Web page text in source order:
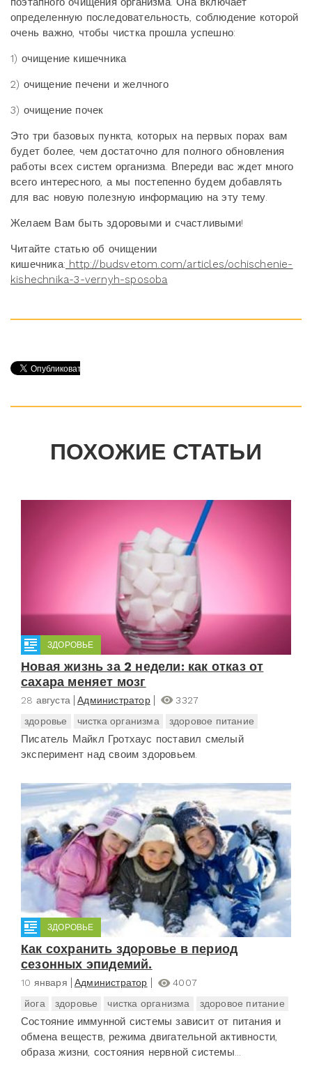
определенную последовательность, соблюдение которой
очень важно, чтобы чистка прошла успешно:
1) очищение кишечника
2) очищение печени и желчного
3) очищение почек
Это три базовых пункта, которых на первых порах вам
будет более, чем достаточно для полного обновления
работы всех систем организма. Впереди вас ждет много
всего интересного, а мы постепенно будем добавлять
для вас новую полезную информацию на эту тему.
Желаем Вам быть здоровыми и счастливыми!
Читайте статью об очищении
кишечника: http://budsvetom.com/articles/ochischenie-
kishechnika-3-vernyh-sposoba
ПОХОЖИЕ СТАТЬИ
ЗДОРОВЬЕ
Новая жизнь за 2 недели: как отказ от
сахара меняет мозг
28 августа Администратор
3327
здоровье
чистка организма здоровое питание
Писатель Майкл Гротхаус поставил смелый
эксперимент над своим здоровьем.
ЗДОРОВЬЕ
Как сохранить здоровье в период
сезонных эпидемий.
10 января Администратор
4007
йога
здоровье чистка организма здоровое питание
Состояние иммунной системы зависит от питания и
обмена веществ, режима двигательной активности,
образа жизни, состояния нервной системы...